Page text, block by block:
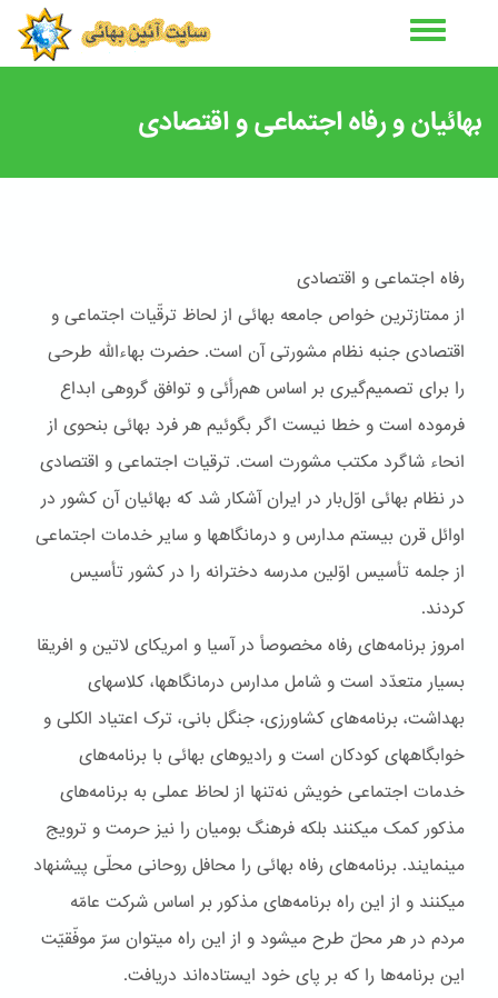
بهائیان و رفاه اجتماعی و اقتصادی
رفاه اجتماعى و اقتصادى
از ممتازترين خواص جامعه بهائی از لحاظ ترقّيات اجتماعی و
اقتصادی جنبه نظام مشورتی آن است. حضرت بهاءاللّه طرحی
را برای تصميم‌گيری بر اساس هم‌رأئی و توافق گروهی ابداع
فرموده است و خطا نيست اگر بگوئيم هر فرد بهائی بنحوی از
انحاء شاگرد مکتب مشورت است. ترقيات اجتماعی و اقتصادی
در نظام بهائی اوّل‌بار در ايران آشکار شد که بهائيان آن کشور در
اوائل قرن بيستم مدارس و درمانگاهها و ساير خدمات اجتماعی
از جلمه تأسيس اوّلين مدرسه دخترانه را در کشور تأسيس
کردند.
امروز برنامه‌های رفاه مخصوصاً در آسيا و امريکای لاتين و افريقا
بسيار متعدّد است و شامل مدارس درمانگاهها، کلاسهای
بهداشت، برنامه‌های کشاورزی، جنگل بانی، ترک اعتياد الکلی و
خوابگاههای کودکان است و راديوهای بهائی با برنامه‌های
خدمات اجتماعی خويش نه‌تنها از لحاظ عملی به برنامه‌های
مذکور کمک ميکنند بلکه فرهنگ بوميان را نيز حرمت و ترويج
مينمايند. برنامه‌های رفاه بهائی را محافل روحانی محلّی پيشنهاد
ميکنند و از اين راه برنامه‌های مذکور بر اساس شرکت عامّه
مردم در هر محلّ طرح ميشود و از اين راه ميتوان سرّ موفّقيّت
اين برنامه‌ها را که بر پای خود ايستاده‌اند دريافت.